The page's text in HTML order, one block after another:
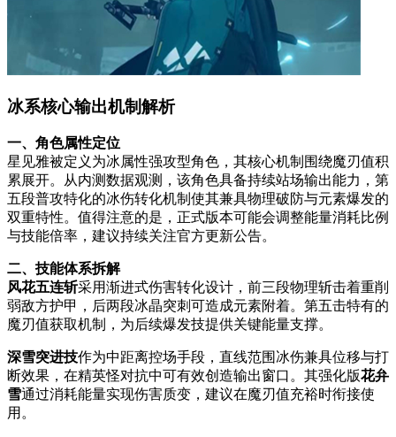
冰系核心输出机制解析
一、角色属性定位
星见雅被定义为冰属性强攻型角色，其核心机制围绕魔刃值积
累展开。从内测数据观测，该角色具备持续站场输出能力，第
五段普攻特化的冰伤转化机制使其兼具物理破防与元素爆发的
双重特性。值得注意的是，正式版本可能会调整能量消耗比例
与技能倍率，建议持续关注官方更新公告。
二、技能体系拆解
风花五连斩采用渐进式伤害转化设计，前三段物理斩击着重削
弱敌方护甲，后两段冰晶突刺可造成元素附着。第五击特有的
魔刃值获取机制，为后续爆发技提供关键能量支撑。
深雪突进技作为中距离控场手段，直线范围冰伤兼具位移与打
断效果，在精英怪对抗中可有效创造输出窗口。其强化版花弁
雪通过消耗能量实现伤害质变，建议在魔刃值充裕时衔接使
用。